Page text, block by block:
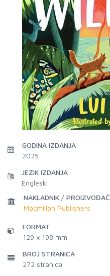
GODINA IZDANJA
2025
JEZIK IZDANJA
Engleski
NAKLADNIK / PROIZVOĐAČ
Macmillan Publishers
FORMAT
129 x 198 mm
BROJ STRANICA
272 stranica